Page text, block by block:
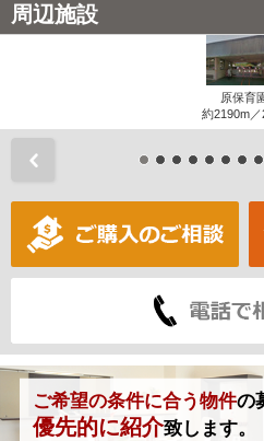
周辺施設
原保育
約2190m／
ご希望の条件に合う物件の
優先的に紹介致します。